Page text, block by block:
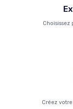
Créez